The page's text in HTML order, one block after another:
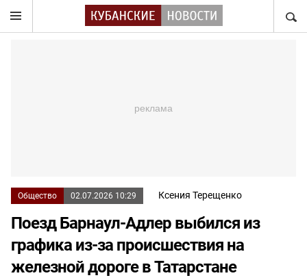
Общество 02.07.2026 10:29 Ксения Терещенко
Поезд Барнаул-Адлер выбился из
графика из-за происшествия на
железной дороге в Татарстане